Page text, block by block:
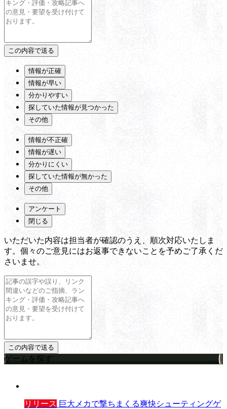
情報が正確
情報が早い
分かりやすい
探していた情報が見つかった
その他
情報が不正確
情報が遅い
分かりにくい
探していた情報が無かった
その他
アンケート
閉じる
いただいた内容は担当者が確認のうえ、順次対応いたしま
す。個々のご意見にはお返事できないことを予めご了承くだ
さいませ。
ゲームを探す
リリース 巨大メカで撃ちまくる爽快シューティングゲ